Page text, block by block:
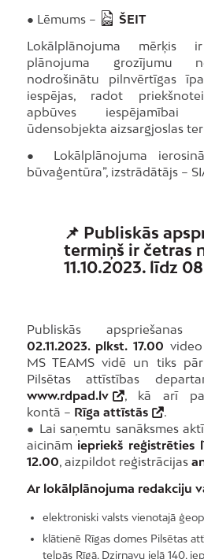
● Lēmums –
ŠEIT
Lokālplānojuma mērķis
plānojuma grozījumu
nodrošinātu pilnvērtīgas
iespējas, radot
apbūves iespējamībai
ūdensobjekta aizsargjoslas
● Lokālplānojuma
būvaģentūra”, izstrādātājs –
📌 Publiskās
termiņš ir četras
11.10.2023. līdz
Publiskās
02.11.2023. plkst. 17.00
MS TEAMS vidē un tiks
Pilsētas attīstības
www.rdpad.lv
, kā arī
kontā – Rīga attīstās
.
● Lai saņemtu sanāksmes
aicinām iepriekš reģistrēties
12.00, aizpildot reģistrācijas
Ar lokālplānojuma redakciju
elektroniski valsts vienotajā
klātienē Rīgas domes Pilsētas
telpās Rīgā, Dzirnavu ielā 140,